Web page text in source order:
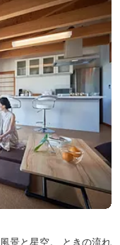
景と星空。 ときの流れ